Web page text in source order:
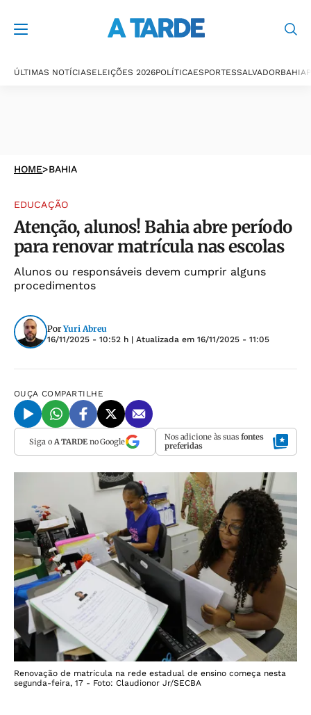
ÚLTIMAS NOTÍCIASELEIÇÕES 2026POLÍTICAESPORTESSALVADORBAHIA
HOME>BAHIA
EDUCAÇÃO
Atenção, alunos! Bahia abre período
para renovar matrícula nas escolas
Alunos ou responsáveis devem cumprir alguns
procedimentos
Por Yuri Abreu
16/11/2025 - 10:52 h | Atualizada em 16/11/2025 - 11:05
OUÇA COMPARTILHE
Siga o A TARDEno Google Nos adicione às suas fontes
preferidas
Renovação de matrícula na rede estadual de ensino começa nesta
segunda-feira, 17 - Foto: Claudionor Jr/SECBA